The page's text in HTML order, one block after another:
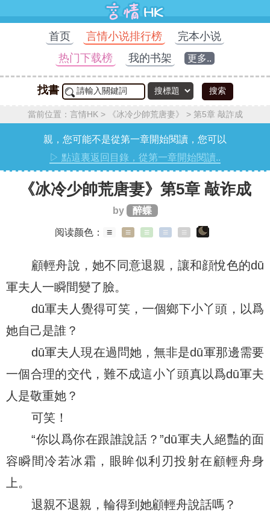
首页 言情小说排行榜
完本小说
热门下载榜
我的书架 更多..
找書 搜索
當前位置： 言情HK > 《冰冷少帥荒唐妻》 > 第5章 敲詐成
親，您可能不是從第一章開始閱讀，您可以
▷ 點這裏返回目錄，從第一章開始閱讀..
《冰冷少帥荒唐妻》第5章 敲诈成
by 醉蝶
阅读颜色： ≡ ≡ ≡ ≡ ≡
顧輕舟說，她不同意退親，讓和顔悅色的dū
軍夫人一瞬間變了臉。
dū軍夫人覺得可笑，一個鄉下小丫頭，以爲
她自己是誰？
dū軍夫人現在過問她，無非是dū軍那邊需要
一個合理的交代，難不成這小丫頭真以爲dū軍夫
人是敬重她？
可笑！
“你以爲你在跟誰說話？”dū軍夫人絕豔的面
容瞬間冷若冰霜，眼眸似利刃投射在顧輕舟身
上。
退親不退親，輪得到她顧輕舟說話嗎？